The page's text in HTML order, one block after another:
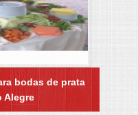
bodas de prata
Alegre